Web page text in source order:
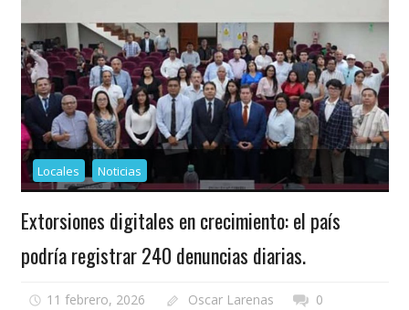
Locales Noticias
Extorsiones digitales en crecimiento: el país
podría registrar 240 denuncias diarias.
11 febrero, 2026 Oscar Larenas 0